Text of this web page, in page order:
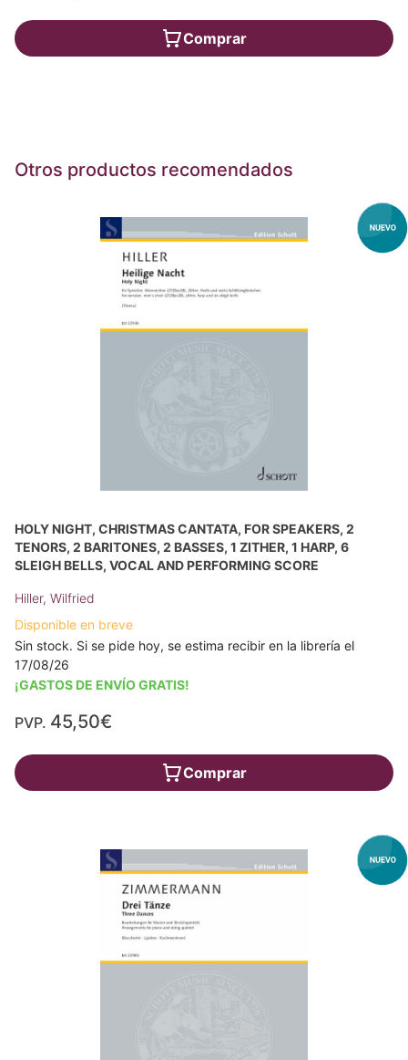
Comprar
Otros productos recomendados
HOLY NIGHT, CHRISTMAS CANTATA, FOR SPEAKERS, 2
TENORS, 2 BARITONES, 2 BASSES, 1 ZITHER, 1 HARP, 6
SLEIGH BELLS, VOCAL AND PERFORMING SCORE
Hiller, Wilfried
Disponible en breve
Sin stock. Si se pide hoy, se estima recibir en la librería el
17/08/26
¡GASTOS DE ENVÍO GRATIS!
PVP. 45,50€
Comprar